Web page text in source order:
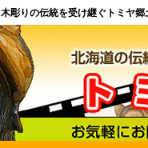
木彫りの伝統を受け継ぐトミヤ郷